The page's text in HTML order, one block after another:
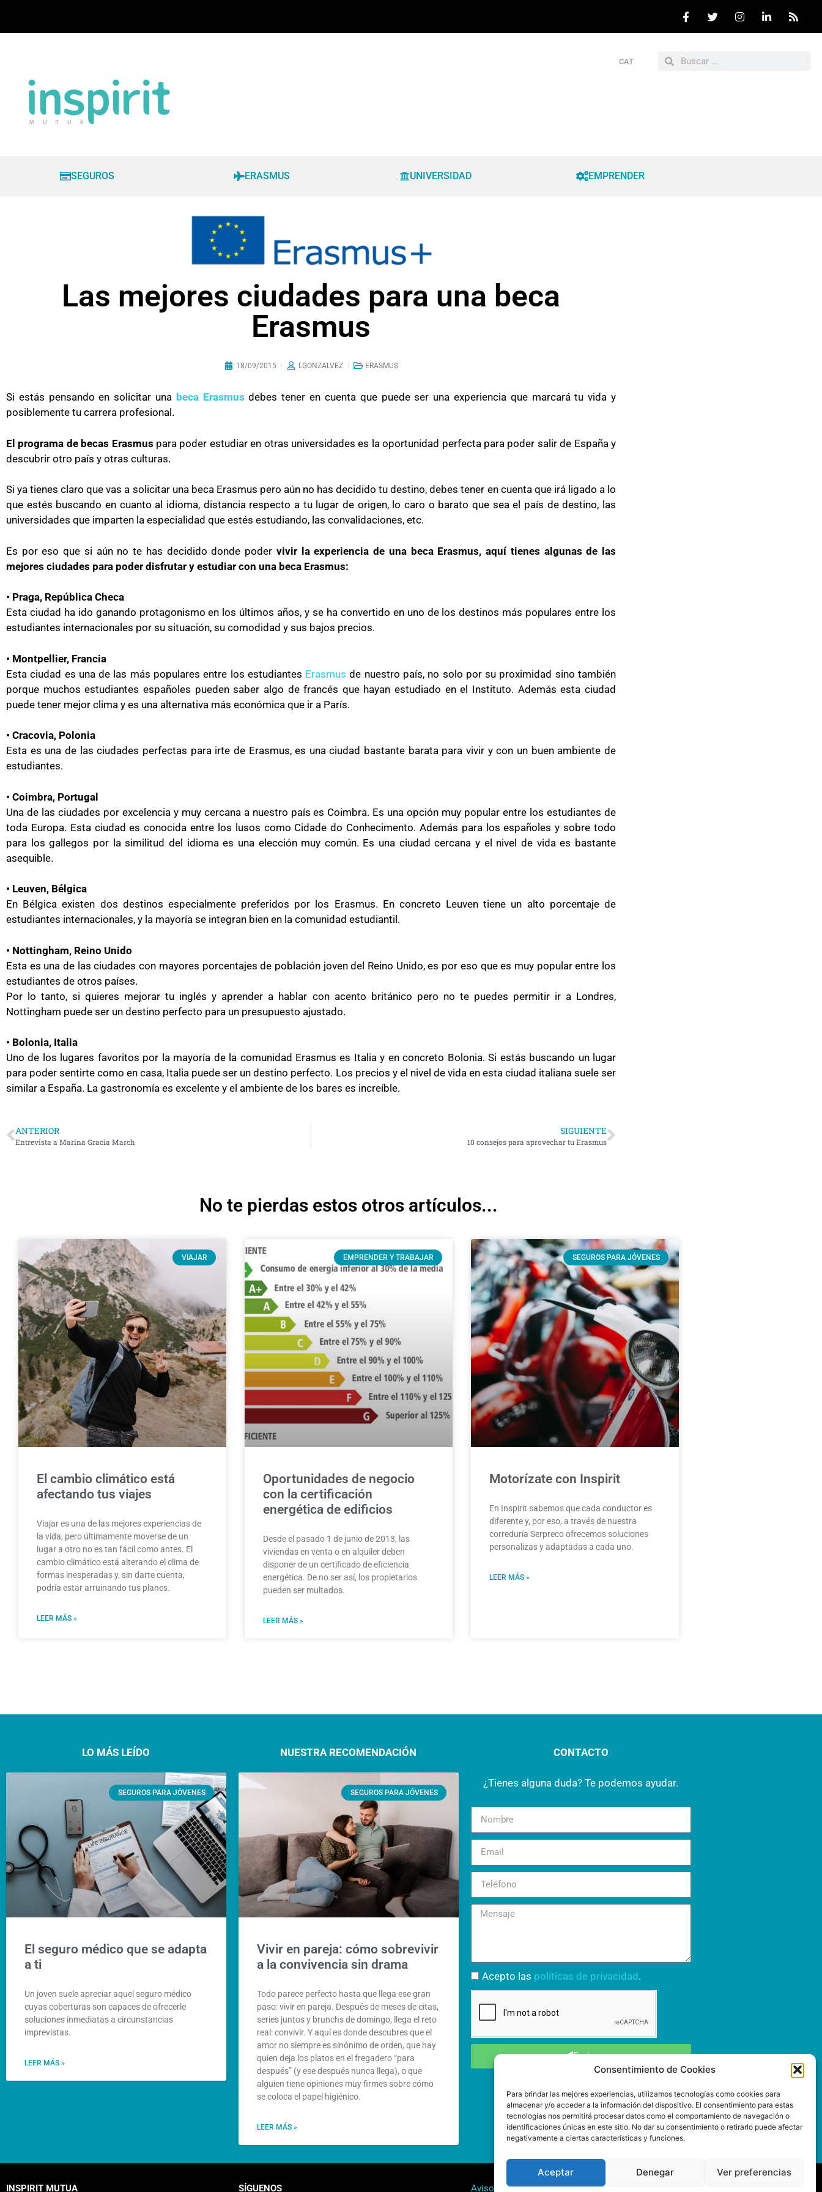
Consentimiento de Cookies
Para brindar las mejores experiencias, utilizamos tecnologías como cookies para
almacenar y/o acceder a la información del dispositivo. El consentimiento para estas
tecnologías nos permitirá procesar datos como el comportamiento de navegación o
identificaciones únicas en este sitio. No dar su consentimiento o retirarlo puede afectar
negativamente a ciertas características y funciones.
Aceptar Denegar Ver preferencias
CAT
SEGUROS ERASMUS UNIVERSIDAD EMPRENDER
Las mejores ciudades para una beca
Erasmus
18/09/2015 LGONZALVEZ ERASMUS
Si estás pensando en solicitar una beca Erasmus debes tener en cuenta que puede ser una experiencia que marcará tu vida y
posiblemente tu carrera profesional.
El programa de becas Erasmus para poder estudiar en otras universidades es la oportunidad perfecta para poder salir de España y
descubrir otro país y otras culturas.
Si ya tienes claro que vas a solicitar una beca Erasmus pero aún no has decidido tu destino, debes tener en cuenta que irá ligado a lo
que estés buscando en cuanto al idioma, distancia respecto a tu lugar de origen, lo caro o barato que sea el país de destino, las
universidades que imparten la especialidad que estés estudiando, las convalidaciones, etc.
Es por eso que si aún no te has decidido donde poder vivir la experiencia de una beca Erasmus, aquí tienes algunas de las
mejores ciudades para poder disfrutar y estudiar con una beca Erasmus:
• Praga, República Checa
Esta ciudad ha ido ganando protagonismo en los últimos años, y se ha convertido en uno de los destinos más populares entre los
estudiantes internacionales por su situación, su comodidad y sus bajos precios.
• Montpellier, Francia
Esta ciudad es una de las más populares entre los estudiantes Erasmus de nuestro país, no solo por su proximidad sino también
porque muchos estudiantes españoles pueden saber algo de francés que hayan estudiado en el Instituto. Además esta ciudad
puede tener mejor clima y es una alternativa más económica que ir a París.
• Cracovia, Polonia
Esta es una de las ciudades perfectas para irte de Erasmus, es una ciudad bastante barata para vivir y con un buen ambiente de
estudiantes.
• Coimbra, Portugal
Una de las ciudades por excelencia y muy cercana a nuestro país es Coimbra. Es una opción muy popular entre los estudiantes de
toda Europa. Esta ciudad es conocida entre los lusos como Cidade do Conhecimento. Además para los españoles y sobre todo
para los gallegos por la similitud del idioma es una elección muy común. Es una ciudad cercana y el nivel de vida es bastante
asequible.
• Leuven, Bélgica
En Bélgica existen dos destinos especialmente preferidos por los Erasmus. En concreto Leuven tiene un alto porcentaje de
estudiantes internacionales, y la mayoría se integran bien en la comunidad estudiantil.
• Nottingham, Reino Unido
Esta es una de las ciudades con mayores porcentajes de población joven del Reino Unido, es por eso que es muy popular entre los
estudiantes de otros países.
Por lo tanto, si quieres mejorar tu inglés y aprender a hablar con acento británico pero no te puedes permitir ir a Londres,
Nottingham puede ser un destino perfecto para un presupuesto ajustado.
• Bolonia, Italia
Uno de los lugares favoritos por la mayoría de la comunidad Erasmus es Italia y en concreto Bolonia. Si estás buscando un lugar
para poder sentirte como en casa, Italia puede ser un destino perfecto. Los precios y el nivel de vida en esta ciudad italiana suele ser
similar a España. La gastronomía es excelente y el ambiente de los bares es increíble.
ANTERIOR
Entrevista a Marina Gracia March
SIGUIENTE
10 consejos para aprovechar tu Erasmus
No te pierdas estos otros artículos...
VIAJAR
El cambio climático está
afectando tus viajes
Viajar es una de las mejores experiencias de
la vida, pero últimamente moverse de un
lugar a otro no es tan fácil como antes. El
cambio climático está alterando el clima de
formas inesperadas y, sin darte cuenta,
podría estar arruinando tus planes.
LEER MÁS »
EMPRENDER Y TRABAJAR
Oportunidades de negocio
con la certificación
energética de edificios
Desde el pasado 1 de junio de 2013, las
viviendas en venta o en alquiler deben
disponer de un certificado de eficiencia
energética. De no ser así, los propietarios
pueden ser multados.
LEER MÁS »
SEGUROS PARA JÓVENES
Motorízate con Inspirit
En Inspirit sabemos que cada conductor es
diferente y, por eso, a través de nuestra
correduría Serpreco ofrecemos soluciones
personalizas y adaptadas a cada uno.
LEER MÁS »
LO MÁS LEÍDO
SEGUROS PARA JÓVENES
El seguro médico que se adapta
a ti
Un joven suele apreciar aquel seguro médico
cuyas coberturas son capaces de ofrecerle
soluciones inmediatas a circunstancias
imprevistas.
LEER MÁS »
NUESTRA RECOMENDACIÓN
SEGUROS PARA JÓVENES
Vivir en pareja: cómo sobrevivir
a la convivencia sin drama
Todo parece perfecto hasta que llega ese gran
paso: vivir en pareja. Después de meses de citas,
series juntos y brunchs de domingo, llega el reto
real: convivir. Y aquí es donde descubres que el
amor no siempre es sinónimo de orden, que hay
quien deja los platos en el fregadero “para
después” (y ese después nunca llega), o que
alguien tiene opiniones muy firmes sobre cómo
se coloca el papel higiénico.
LEER MÁS »
CONTACTO
¿Tienes alguna duda? Te podemos ayudar.
Acepto las políticas de privacidad.
Enviar
INSPIRIT MUTUA SÍGUENOS Aviso legal y política de cookies.